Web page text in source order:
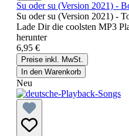
Su oder su (Version 2021) -
Su oder su (Version 2021) -
Lade Dir die coolsten MP3
herunter
6,95 €
Preise inkl. MwSt.
In den Warenkorb
Neu